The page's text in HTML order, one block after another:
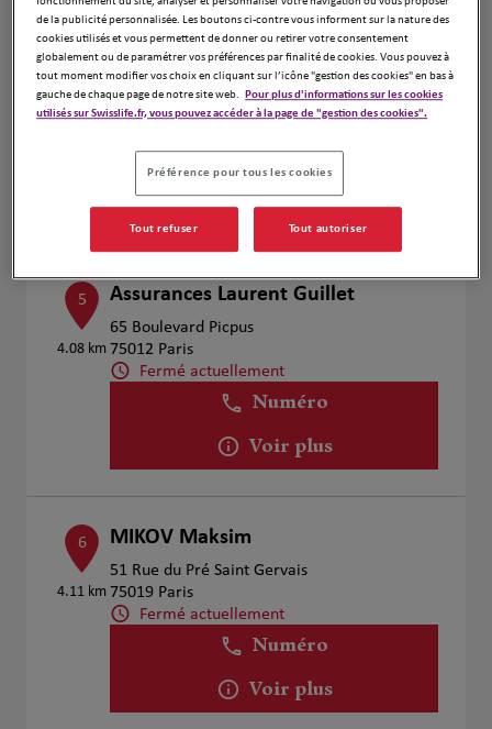
4
3.91 km
SEBASTIEN DANIEL
13 Rue Saint Sébastien
94130 Nogent sur Marne
Voir plus
5
4.08 km
Assurances Laurent Guillet
65 Boulevard Picpus
75012 Paris
Fermé actuellement
Numéro
Voir plus
6
4.11 km
MIKOV Maksim
51 Rue du Pré Saint Gervais
75019 Paris
Fermé actuellement
Numéro
Voir plus
de la publicité personnalisée. Les boutons ci-contre vous informent sur la nature des
cookies utilisés et vous permettent de donner ou retirer votre consentement
globalement ou de paramétrer vos préférences par finalité de cookies. Vous pouvez à
tout moment modifier vos choix en cliquant sur l’icône "gestion des cookies" en bas à
gauche de chaque page de notre site web.
Pour plus d'informations sur les cookies
utilisés sur Swisslife.fr, vous pouvez accéder à la page de "gestion des cookies".
Préférence pour tous les cookies
Tout refuser Tout autoriser